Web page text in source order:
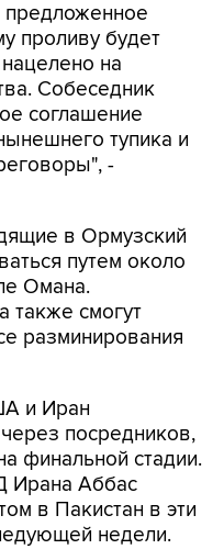
предложенное
проливу будет
на
Собеседник
соглашение
тупика и
-
в Ормузский
путем около
Омана.
также смогут
разминирования
и Иран
посредников,
финальной стадии.
Ирана Аббас
в Пакистан в эти
недели.